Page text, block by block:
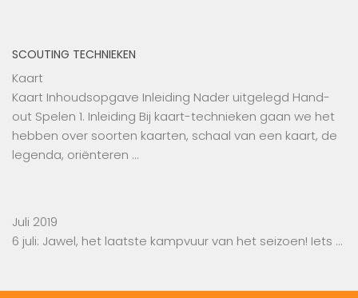
SCOUTING TECHNIEKEN
Kaart
Kaart Inhoudsopgave Inleiding Nader uitgelegd Hand-
out Spelen 1. Inleiding Bij kaart-technieken gaan we het
hebben over soorten kaarten, schaal van een kaart, de
legenda, oriënteren …
Juli 2019
6 juli: Jawel, het laatste kampvuur van het seizoen! Iets …